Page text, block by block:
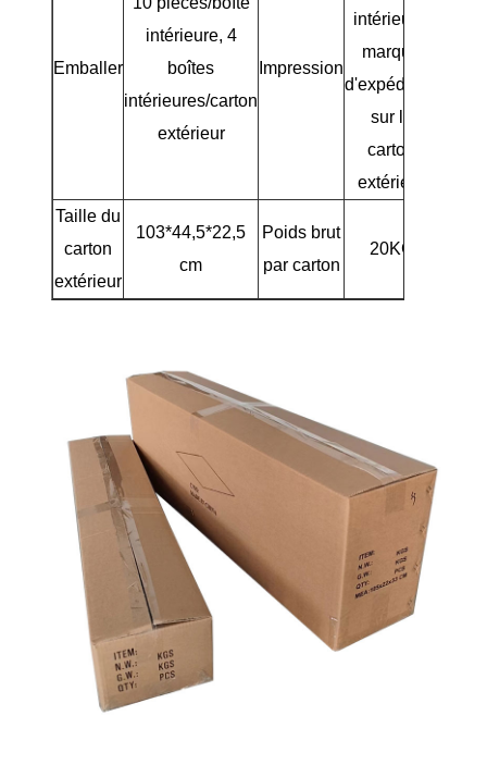
Emballer
intérieure, 4
boîtes
intérieures/carton
extérieur
Impression
intérieure,
marque
d'expédition
sur le
carton
extérieur
Taille du
carton
extérieur
103*44,5*22,5
cm
Poids brut
par carton
20KG